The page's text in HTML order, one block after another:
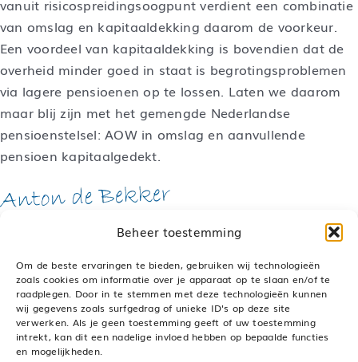
Beheer toestemming
Om de beste ervaringen te bieden, gebruiken wij technologieën
zoals cookies om informatie over je apparaat op te slaan en/of te
raadplegen. Door in te stemmen met deze technologieën kunnen
wij gegevens zoals surfgedrag of unieke ID's op deze site
verwerken. Als je geen toestemming geeft of uw toestemming
intrekt, kan dit een nadelige invloed hebben op bepaalde functies
en mogelijkheden.
vanuit risicospreidingsoogpunt verdient een combinatie
van omslag en kapitaaldekking daarom de voorkeur.
Een voordeel van kapitaaldekking is bovendien dat de
overheid minder goed in staat is begrotingsproblemen
via lagere pensioenen op te lossen. Laten we daarom
maar blij zijn met het gemengde Nederlandse
pensioenstelsel: AOW in omslag en aanvullende
pensioen kapitaalgedekt.
Deel dit bericht, kies je platform!
LinkedInWhatsApp
Pinterest
E-
mail